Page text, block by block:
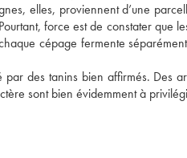
elles, proviennent d’une
force est de constater que
cépage fermente
par des tanins bien affirmés. Des
sont bien évidemment à